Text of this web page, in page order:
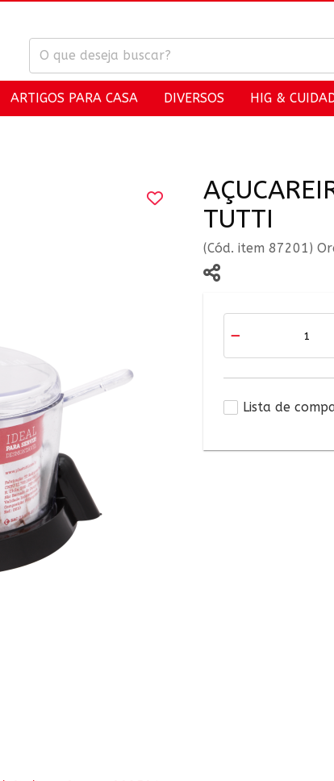
ARTIGOS PARA CASA DIVERSOS HIG &
TUTTI
(Cód. item 87201)
Lista de